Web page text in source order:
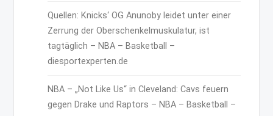
Quellen: Knicks‘ OG Anunoby leidet unter einer
Zerrung der Oberschenkelmuskulatur, ist
tagtäglich – NBA – Basketball –
diesportexperten.de
NBA – „Not Like Us“ in Cleveland: Cavs feuern
gegen Drake und Raptors – NBA – Basketball –